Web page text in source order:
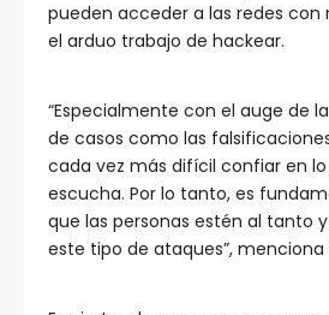
pueden acceder a las redes con
el arduo trabajo de hackear.
“Especialmente con el auge de
de casos como las
cada vez más difícil confiar en lo
escucha. Por lo tanto, es
que las personas estén al tanto
este tipo de ataques”, menciona